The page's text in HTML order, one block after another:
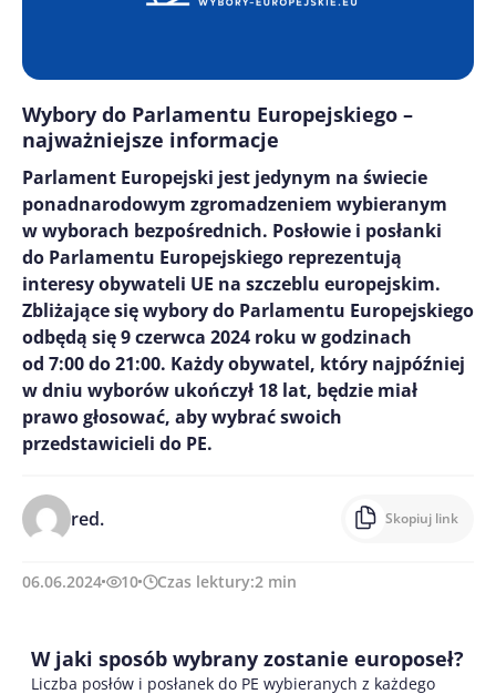
Wybory do Parlamentu Europejskiego –
najważniejsze informacje
Parlament Europejski jest jedynym na świecie
ponadnarodowym zgromadzeniem wybieranym
w wyborach bezpośrednich. Posłowie i posłanki
do Parlamentu Europejskiego reprezentują
interesy obywateli UE na szczeblu europejskim.
Zbliżające się wybory do Parlamentu Europejskiego
odbędą się 9 czerwca 2024 roku w godzinach
od 7:00 do 21:00. Każdy obywatel, który najpóźniej
w dniu wyborów ukończył 18 lat, będzie miał
prawo głosować, aby wybrać swoich
przedstawicieli do PE.
red. Skopiuj link
06.06.2024 10 Czas lektury:2 min
W jaki sposób wybrany zostanie europoseł?
Liczba posłów i posłanek do PE wybieranych z każdego